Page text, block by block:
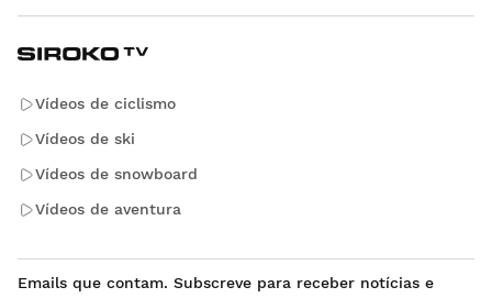
Vídeos de ciclismo
Vídeos de ski
Vídeos de snowboard
Vídeos de aventura
Emails que contam. Subscreve para receber notícias e